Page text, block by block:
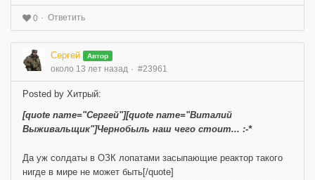
0 Ответить
Сергей Автор
около 13 лет назад #23961
Posted by Хитрый:
[quote name="Сергей"][quote name="Виталий
Выживальщик"]Чернобыль наш чего стоит... :-*
Да уж солдаты в ОЗК лопатами засыпающие реактор такого
нигде в мире не может быть[/quote]